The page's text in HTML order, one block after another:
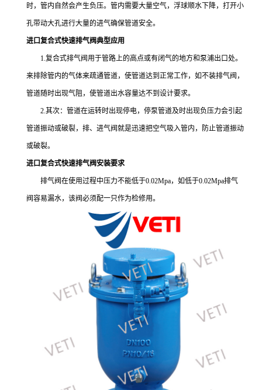
时，管内自然会产生负压。管内需要大量空气，浮球顺水下降，打开小
孔带动大孔进行大量的进气确保管道安全。
进口复合式快速排气阀典型应用
1.复合式排气阀用于管路上的高点或有闭气的地方和泵浦出口处。
来排除管内的气体来疏通管道，使管道达到正常工作，如不装排气阀，
管道随时出现气阻，使管道出水容量达不到设计要求。
2.其次：管道在运转时出现停电，停泵管道及时出现负压力会引起
管道振动或破裂，排、进气阀就是迅速把空气吸入管内，防止管道振动
或破裂。
进口复合式快速排气阀安装要求
排气阀在使用过程中压力不能低于0.02Mpa，如低于0.02Mpa排气
阀容易漏水，该阀必须配一只作为检修用。